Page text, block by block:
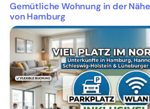
Gemütliche Wohnung in der Nähe
von Hamburg